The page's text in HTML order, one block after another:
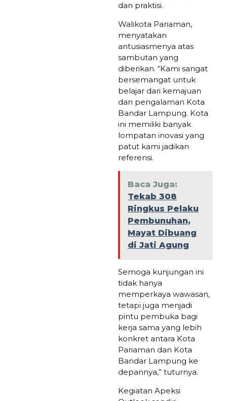
dan praktisi.
Walikota Pariaman,
menyatakan
antusiasmenya atas
sambutan yang
diberikan. “Kami sangat
bersemangat untuk
belajar dari kemajuan
dan pengalaman Kota
Bandar Lampung. Kota
ini memiliki banyak
lompatan inovasi yang
patut kami jadikan
referensi.
Baca Juga:
Tekab 308
Ringkus Pelaku
Pembunuhan,
Mayat Dibuang
di Jati Agung
Semoga kunjungan ini
tidak hanya
memperkaya wawasan,
tetapi juga menjadi
pintu pembuka bagi
kerja sama yang lebih
konkret antara Kota
Pariaman dan Kota
Bandar Lampung ke
depannya,” tuturnya.
Kegiatan Apeksi